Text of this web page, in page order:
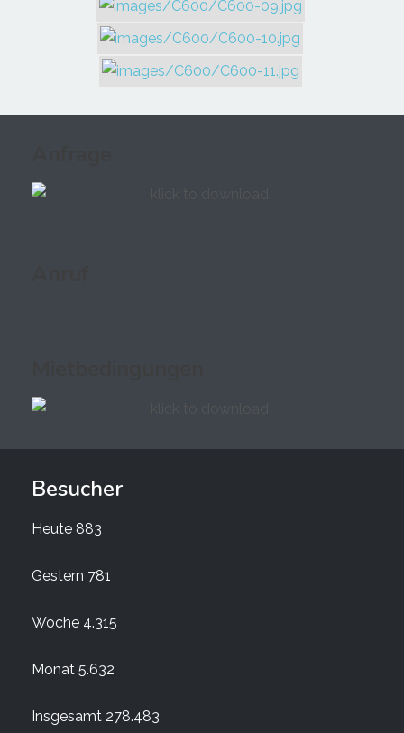
Besucher
Heute 883
Gestern 781
Woche 4.315
Monat 5.632
Insgesamt 278.483